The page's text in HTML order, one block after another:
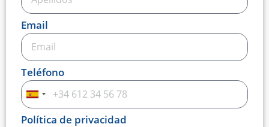
Email
Teléfono
Spain
+34
Política de privacidad